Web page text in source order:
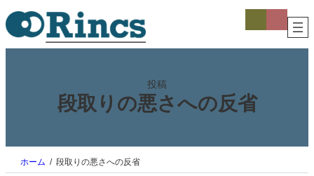
内
容
を
ス
コ
コ
投稿
段取りの悪さへの反省
ホーム 段取りの悪さへの反省